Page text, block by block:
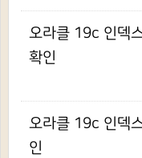
오라클 19c 인덱
확인
오라클 19c 인덱
인